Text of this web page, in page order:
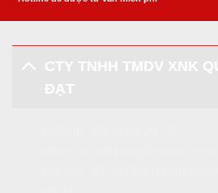
CTY TNHH TMDV XNK
ĐẠT